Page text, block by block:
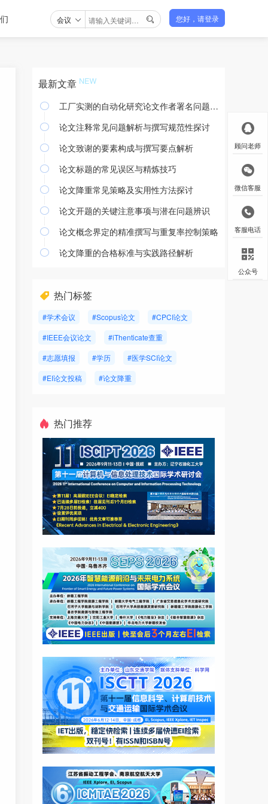
会议  您好，请登录
最新文章
 工厂实测的自动化研究论文作者署名问题探讨
 论文注释常见问题解析与撰写规范性探讨
 论文致谢的要素构成与撰写要点解析
 论文标题的常见误区与精炼技巧
 论文降重常见策略及实用性方法探讨
 论文开题的关键注意事项与潜在问题辨识
 论文概念界定的精准撰写与重复率控制策略
 论文降重的合格标准与实践路径解析
热门标签
#学术会议 #Scopus论文
#CPCI论文
#IEEE会议论文
#iThenticate查重
#志愿填报
#学历
#医学SCI论文
#EI论文投稿
#论文降重
热门推荐
顾问老师
微信客服
客服电话
公众号